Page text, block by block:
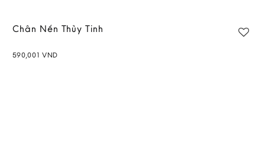
Chân Nến Thủy Tinh
590,001VND